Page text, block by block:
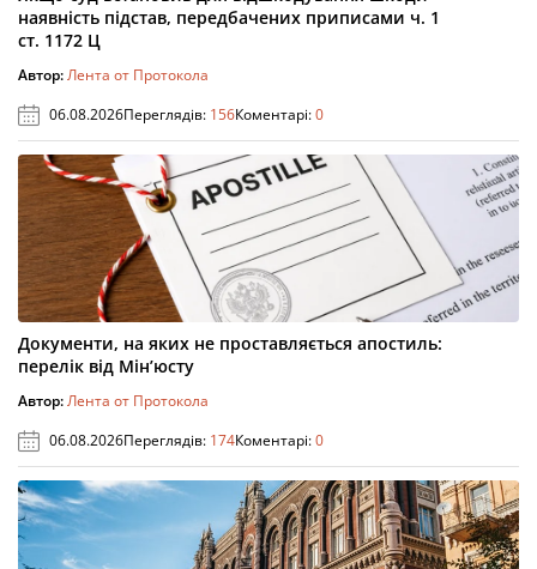
наявність підстав, передбачених приписами ч. 1
ст. 1172 Ц
Автор:Лента от Протокола
06.08.2026Переглядів: 156Коментарі:0
Документи, на яких не проставляється апостиль:
перелік від Мін’юсту
Автор:Лента от Протокола
06.08.2026Переглядів: 174Коментарі:0